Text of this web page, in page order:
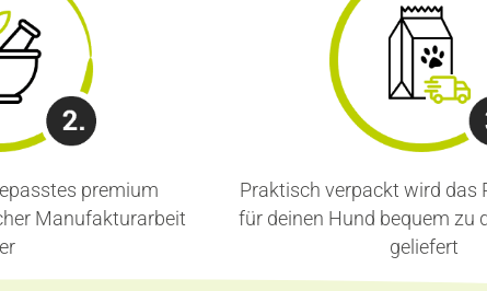
premium
Manufakturarbeit
Praktisch verpackt wird das
für deinen Hund bequem zu
geliefert